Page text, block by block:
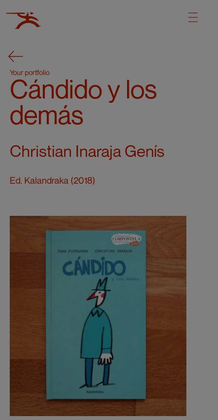
Your portfolio
Cándido y los
demás
Christian Inaraja Genís
Ed. Kalandraka (2018)